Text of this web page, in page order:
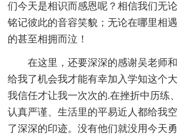
们今天是相识而感恩呢？相信我们无
铭记彼此的音容笑貌；无论在哪里相
的甚至相拥而泣！
在这里，还要深深的感谢吴老师
给我了机会我才能有幸加入学知这个
我信任才让我一次次的.在挫折中历练
认真严谨、生活里的平易近人都给我
了深深的印迹。没有他们就没用今天